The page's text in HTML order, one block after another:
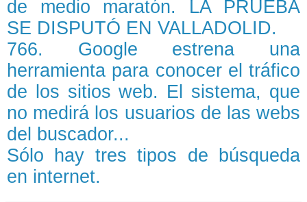
de medio maratón. LA PRUEBA
SE DISPUTÓ EN VALLADOLID.
766. Google estrena una
herramienta para conocer el tráfico
de los sitios web. El sistema, que
no medirá los usuarios de las webs
del buscador...
Sólo hay tres tipos de búsqueda
en internet.